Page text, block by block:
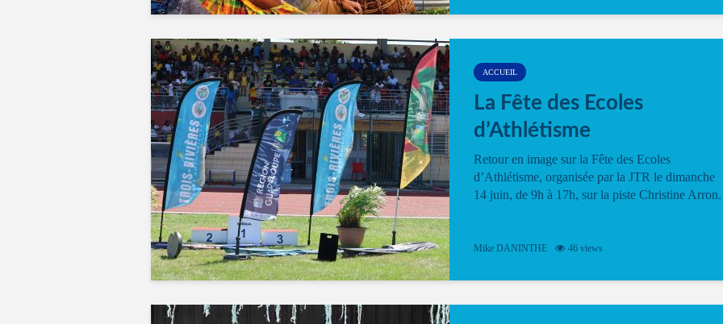
ACCUEIL
La Fête des Ecoles
d’Athlétisme
Retour en image sur la Fête des Ecoles
d’Athlétisme, organisée par la JTR le dimanche
14 juin, de 9h à 17h, sur la piste Christine Arron.
Mike DANINTHE 46 views